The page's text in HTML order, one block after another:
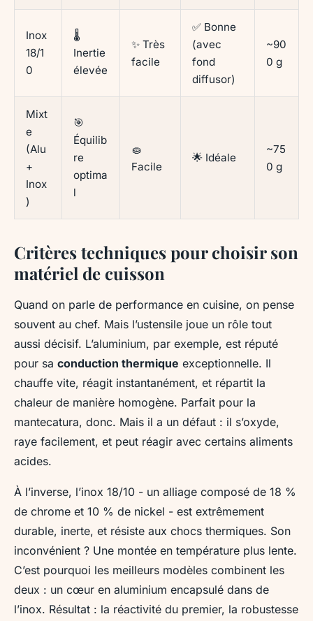
Inox
18/1
0
🌡️
Inertie
élevée
✨ Très
facile
✅ Bonne
(avec
fond
diffusor)
~90
0 g
Mixt
e
(Alu
+
Inox
)
🎯
Équilib
re
optima
l
🧽
Facile
🌟 Idéale
~75
0 g
Critères techniques pour choisir son
matériel de cuisson
Quand on parle de performance en cuisine, on pense
souvent au chef. Mais l’ustensile joue un rôle tout
aussi décisif. L’aluminium, par exemple, est réputé
pour sa conduction thermique exceptionnelle. Il
chauffe vite, réagit instantanément, et répartit la
chaleur de manière homogène. Parfait pour la
mantecatura, donc. Mais il a un défaut : il s’oxyde,
raye facilement, et peut réagir avec certains aliments
acides.
À l’inverse, l’inox 18/10 - un alliage composé de 18 %
de chrome et 10 % de nickel - est extrêmement
durable, inerte, et résiste aux chocs thermiques. Son
inconvénient ? Une montée en température plus lente.
C’est pourquoi les meilleurs modèles combinent les
deux : un cœur en aluminium encapsulé dans de
l’inox. Résultat : la réactivité du premier, la robustesse